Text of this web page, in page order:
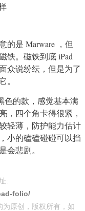
的是 Marware ，但
铁。磁铁到底 iPad
众说纷纭，但是为了
。
色的款，感觉基本满
，四个角卡得很紧，
轻薄，防护能力估计
小的磕磕碰碰可以挡
会悲剧。
:
folio/
原创，版权所有，如